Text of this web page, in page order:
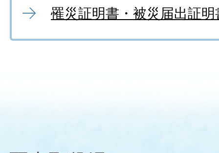
罹災証明書・被災届出証明